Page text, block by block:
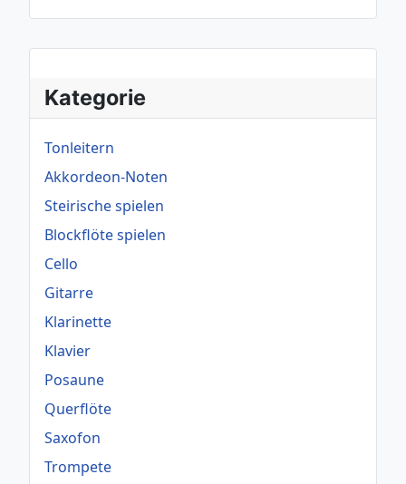
Kategorie
Tonleitern
Akkordeon-Noten
Steirische spielen
Blockflöte spielen
Cello
Gitarre
Klarinette
Klavier
Posaune
Querflöte
Saxofon
Trompete